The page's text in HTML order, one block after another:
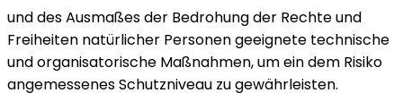
und des Ausmaßes der Bedrohung der Rechte und
Freiheiten natürlicher Personen geeignete technische
und organisatorische Maßnahmen, um ein dem Risiko
angemessenes Schutzniveau zu gewährleisten.